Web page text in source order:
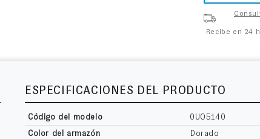
Recibe en 24
ESPECIFICACIONES DEL PRODUCTO
Código del modelo
0UO5140
Color del armazón
Dorado